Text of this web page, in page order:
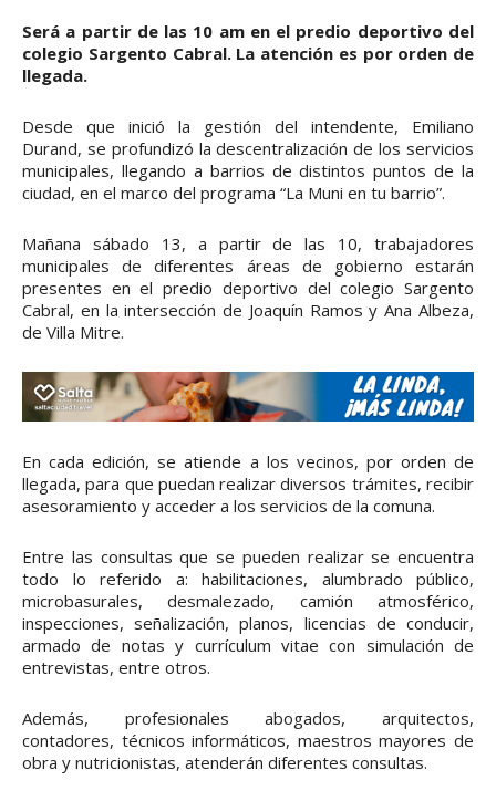
Será a partir de las 10 am en el predio deportivo del
colegio Sargento Cabral. La atención es por orden de
llegada.
Desde que inició la gestión del intendente, Emiliano
Durand, se profundizó la descentralización de los servicios
municipales, llegando a barrios de distintos puntos de la
ciudad, en el marco del programa “La Muni en tu barrio”.
Mañana sábado 13, a partir de las 10, trabajadores
municipales de diferentes áreas de gobierno estarán
presentes en el predio deportivo del colegio Sargento
Cabral, en la intersección de Joaquín Ramos y Ana Albeza,
de Villa Mitre.
En cada edición, se atiende a los vecinos, por orden de
llegada, para que puedan realizar diversos trámites, recibir
asesoramiento y acceder a los servicios de la comuna.
Entre las consultas que se pueden realizar se encuentra
todo lo referido a: habilitaciones, alumbrado público,
microbasurales, desmalezado, camión atmosférico,
inspecciones, señalización, planos, licencias de conducir,
armado de notas y currículum vitae con simulación de
entrevistas, entre otros.
Además, profesionales abogados, arquitectos,
contadores, técnicos informáticos, maestros mayores de
obra y nutricionistas, atenderán diferentes consultas.